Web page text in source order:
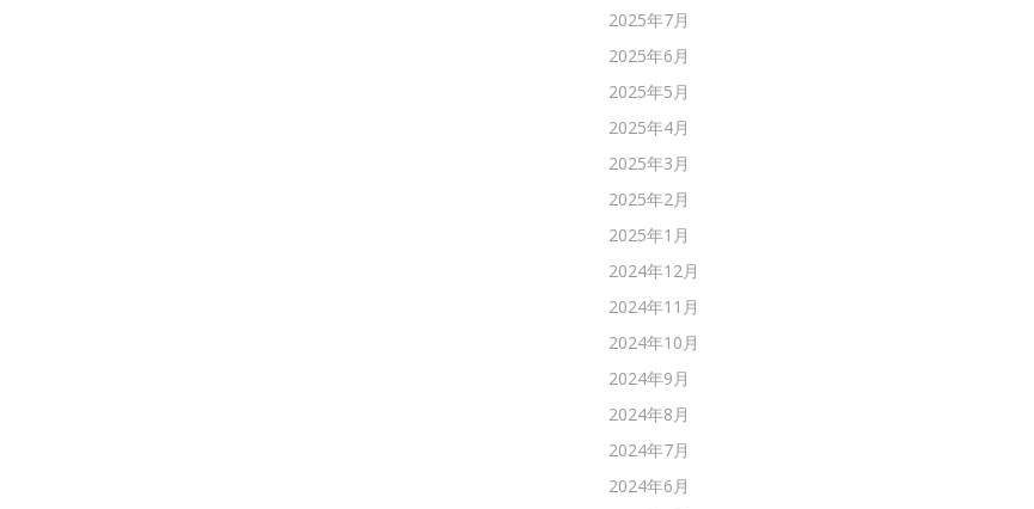
2025年7月
2025年6月
2025年5月
2025年4月
2025年3月
2025年2月
2025年1月
2024年12月
2024年11月
2024年10月
2024年9月
2024年8月
2024年7月
2024年6月